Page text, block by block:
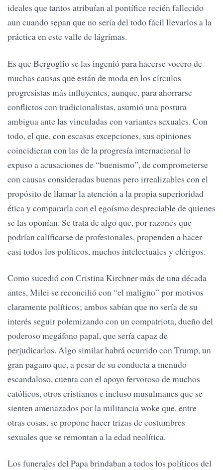
ideales que tantos atribuían al pontífice recién fallecido
aun cuando sepan que no sería del todo fácil llevarlos a la
práctica en este valle de lágrimas.
Es que Bergoglio se las ingenió para hacerse vocero de
muchas causas que están de moda en los círculos
progresistas más influyentes, aunque, para ahorrarse
conflictos con tradicionalistas, asumió una postura
ambigua ante las vinculadas con variantes sexuales. Con
todo, el que, con escasas excepciones, sus opiniones
coincidieran con las de la progresía internacional lo
expuso a acusaciones de “buenismo”, de comprometerse
con causas consideradas buenas pero irrealizables con el
propósito de llamar la atención a la propia superioridad
ética y compararla con el egoísmo despreciable de quienes
se las oponían. Se trata de algo que, por razones que
podrían calificarse de profesionales, propenden a hacer
casi todos los políticos, muchos intelectuales y clérigos.
Como sucedió con Cristina Kirchner más de una década
antes, Milei se reconcilió con “el maligno” por motivos
claramente políticos; ambos sabían que no sería de su
interés seguir polemizando con un compatriota, dueño del
poderoso megáfono papal, que sería capaz de
perjudicarlos. Algo similar habrá ocurrido con Trump, un
gran pagano que, a pesar de su conducta a menudo
escandaloso, cuenta con el apoyo fervoroso de muchos
católicos, otros cristianos e incluso musulmanes que se
sienten amenazados por la militancia woke que, entre
otras cosas, se propone hacer trizas de costumbres
sexuales que se remontan a la edad neolítica.
Los funerales del Papa brindaban a todos los políticos del